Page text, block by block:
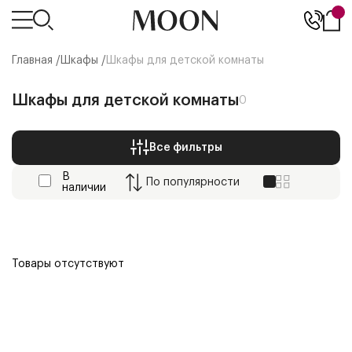
Главная / Шкафы / Шкафы для детской комнаты
Шкафы для детской комнаты0
Все фильтры
В
наличии
По популярности
Товары отсутствуют